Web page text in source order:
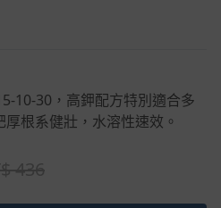
10-30，高鉀配方特別適合多
根系健壯，水溶性速效。
436